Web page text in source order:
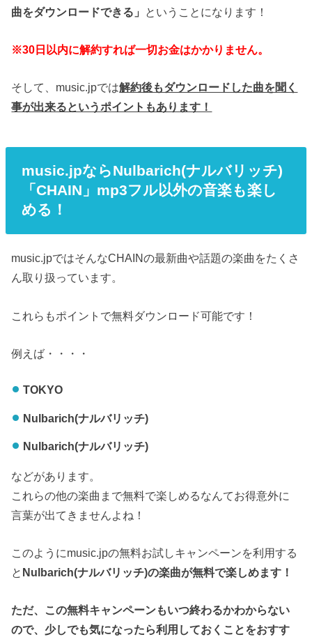
曲をダウンロードできる」 ということになります！
※30日以内に解約すれば一切お金はかかりません。
そして、music.jpでは解約後もダウンロードした曲を聞く
事が出来るというポイントもあります！
music.jpならNulbarich(ナルバリッチ)
「CHAIN」mp3フル以外の音楽も楽し
める！
music.jpではそんなCHAINの最新曲や話題の楽曲をたくさ
ん取り扱っています。
これらもポイントで無料ダウンロード可能です！
例えば・・・・
TOKYO
Nulbarich(ナルバリッチ)
Nulbarich(ナルバリッチ)
などがあります。
これらの他の楽曲まで無料で楽しめるなんてお得意外に
言葉が出てきませんよね！
このようにmusic.jpの無料お試しキャンペーンを利用する
と Nulbarich(ナルバリッチ)の楽曲が無料で楽しめます！
ただ、この無料キャンペーンもいつ終わるかわからない
ので、少しでも気になったら利用しておくことをおすす